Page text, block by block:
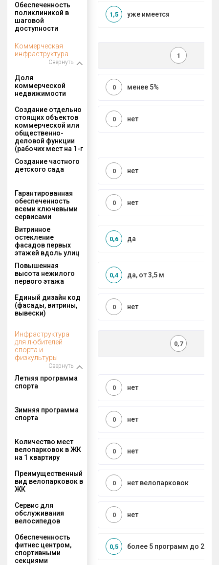
Обеспеченность
поликлиникой в
шаговой
доступности
уже имеется
1,5
Коммерческая
инфраструктура
Свернуть
1
Доля
коммерческой
недвижимости
менее 5%
0
Создание отдельно
стоящих объектов
коммерческой или
общественно-
деловой функции
(рабочих мест на 1-г
нет
0
Создание частного
детского сада
нет
0
Гарантированная
обеспеченность
всеми ключевыми
сервисами
нет
0
Витринное
остекление
фасадов первых
этажей вдоль улиц
да
0,6
Повышенная
высота нежилого
первого этажа
да, от 3,5 м
0,4
Единый дизайн код
(фасады, витрины,
вывески)
нет
0
Инфраструктура
для любителей
спорта и
физкультуры
Свернуть
0,7
Летняя программа
спорта
нет
0
Зимняя программа
спорта
нет
0
Количество мест
велопарковок в ЖК
на 1 квартиру
нет
0
Преимущественный
вид велопарковок в
ЖК
нет велопарковок
0
Сервис для
обслуживания
велосипедов
нет
0
Обеспеченность
фитнес центром,
спортивными
секциями
более 5 программ до 2 км
0,5